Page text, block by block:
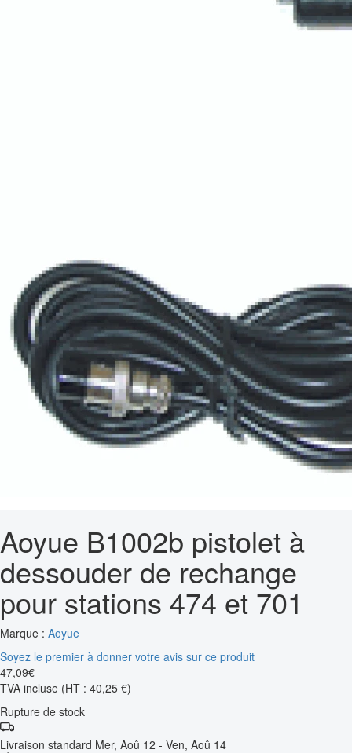
Aoyue B1002b pistolet à
dessouder de rechange
pour stations 474 et 701
Marque : Aoyue
Soyez le premier à donner votre avis sur ce produit
47,09€
TVA incluse (HT : 40,25 €)
Rupture de stock
Livraison standard Mer, Aoû 12 - Ven, Aoû 14